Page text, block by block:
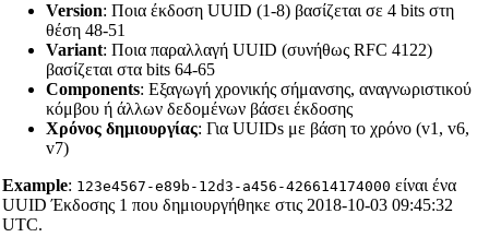
Version: Ποια έκδοση UUID (1-8) βασίζεται σε 4 bits στη
θέση 48-51
Variant: Ποια παραλλαγή UUID (συνήθως RFC 4122)
βασίζεται στα bits 64-65
Components: Εξαγωγή χρονικής σήμανσης, αναγνωριστικού
κόμβου ή άλλων δεδομένων βάσει έκδοσης
Χρόνος δημιουργίας: Για UUIDs με βάση το χρόνο (v1, v6,
v7)
Example: 123e4567-e89b-12d3-a456-426614174000 είναι ένα
UUID Έκδοσης 1 που δημιουργήθηκε στις 2018-10-03 09:45:32
UTC.